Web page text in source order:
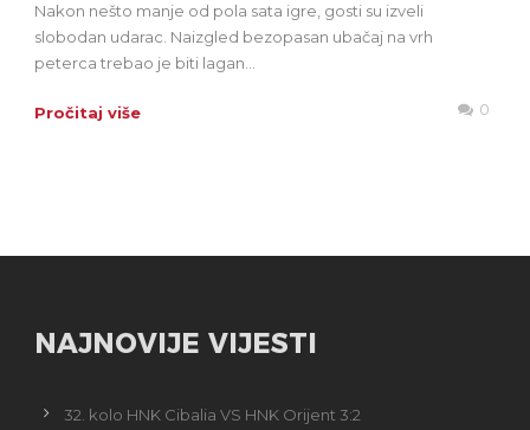
Nakon nešto manje od pola sata igre, gosti su izveli
slobodan udarac. Naizgled bezopasan ubačaj na vrh
peterca trebao je biti lagan...
Pročitaj više 0
NAJNOVIJE VIJESTI
32. kolo HNK Cibalia VS HNK Orijent 3:2